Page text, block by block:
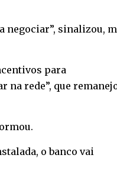
negociar”, sinalizou,
para
na rede”, que
o banco vai